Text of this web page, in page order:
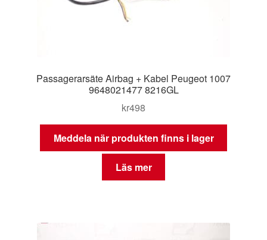
Passagerarsäte Airbag + Kabel Peugeot 1007
9648021477 8216GL
kr498
Meddela när produkten finns i lager
Läs mer